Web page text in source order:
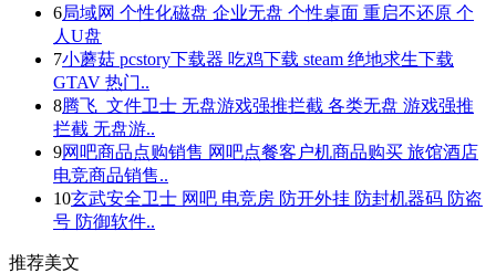
6局域网 个性化磁盘 企业无盘 个性桌面 重启不还原 个
人U盘
7小蘑菇 pcstory下载器 吃鸡下载 steam 绝地求生下载
GTAV 热门..
8腾飞_文件卫士 无盘游戏强推拦截 各类无盘 游戏强推
拦截 无盘游..
9网吧商品点购销售 网吧点餐客户机商品购买 旅馆酒店
电竞商品销售..
10玄武安全卫士 网吧 电竞房 防开外挂 防封机器码 防盗
号 防御软件..
推荐美文